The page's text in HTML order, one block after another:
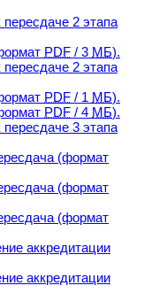
2 этапа
PDF / 3 МБ).
2 этапа
PDF / 1 МБ).
PDF / 4 МБ).
3 этапа
(формат
(формат
(формат
аккредитации
аккредитации